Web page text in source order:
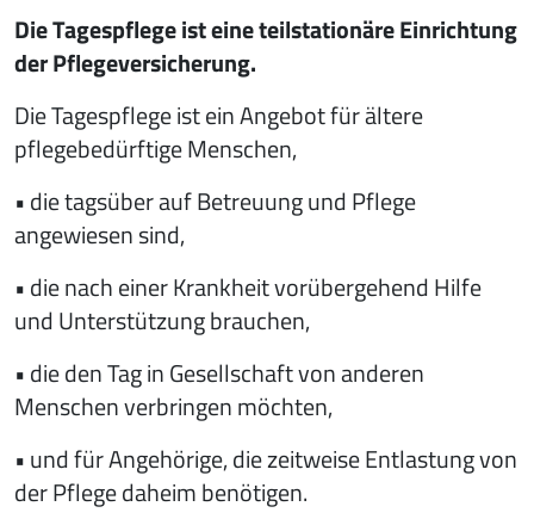
Die Tagespflege ist eine teilstationäre Einrichtung
der Pflegeversicherung.
Die Tagespflege ist ein Angebot für ältere
pflegebedürftige Menschen,
• die tagsüber auf Betreuung und Pflege
angewiesen sind,
• die nach einer Krankheit vorübergehend Hilfe
und Unterstützung brauchen,
• die den Tag in Gesellschaft von anderen
Menschen verbringen möchten,
• und für Angehörige, die zeitweise Entlastung von
der Pflege daheim benötigen.